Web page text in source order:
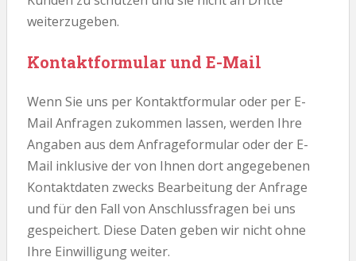
weiterzugeben.
Kontaktformular und E-Mail
Wenn Sie uns per Kontaktformular oder per E-
Mail Anfragen zukommen lassen, werden Ihre
Angaben aus dem Anfrageformular oder der E-
Mail inklusive der von Ihnen dort angegebenen
Kontaktdaten zwecks Bearbeitung der Anfrage
und für den Fall von Anschlussfragen bei uns
gespeichert. Diese Daten geben wir nicht ohne
Ihre Einwilligung weiter.